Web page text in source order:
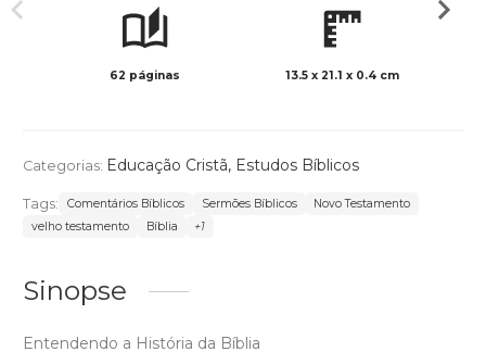
62 páginas 13.5 x 21.1 x 0.4 cm
Categorias: Educação Cristã, Estudos Bíblicos
Tags: Comentários Bíblicos Sermões Bíblicos
Novo Testamento
velho testamento
Bíblia +1
Sinopse
Entendendo a História da Bíblia